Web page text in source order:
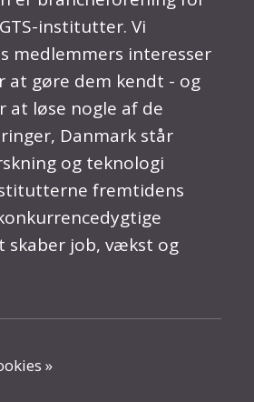
institutter. Vi
medlemmers interesser
at gøre dem kendt - og
at løse nogle af de
Danmark står
og teknologi
fremtidens
skaber job, vækst og
»